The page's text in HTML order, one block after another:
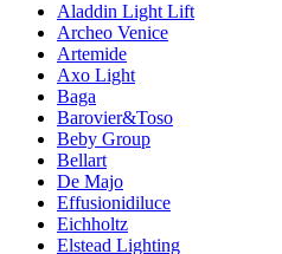
Aladdin Light Lift
Archeo Venice
Artemide
Axo Light
Baga
Barovier&Toso
Beby Group
Bellart
De Majo
Effusionidiluce
Eichholtz
Elstead Lighting